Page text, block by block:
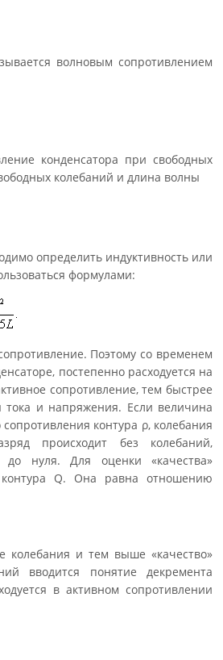
волновым сопротивлением
конденсатора при свободных
колебаний и длина волны
определить индуктивность или
формулами:
Поэтому со временем
постепенно расходуется на
сопротивление, тем быстрее
тока и напряжения. Если величина
контура ρ, колебания
происходит без колебаний,
нуля. Для оценки «качества»
контура Q. Она равна отношению
колебания и тем выше «качество»
вводится понятие декремента
в активном сопротивлении